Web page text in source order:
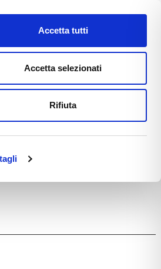
Accetta tutti
Accetta selezionati
Rifiuta
FAST NEWS